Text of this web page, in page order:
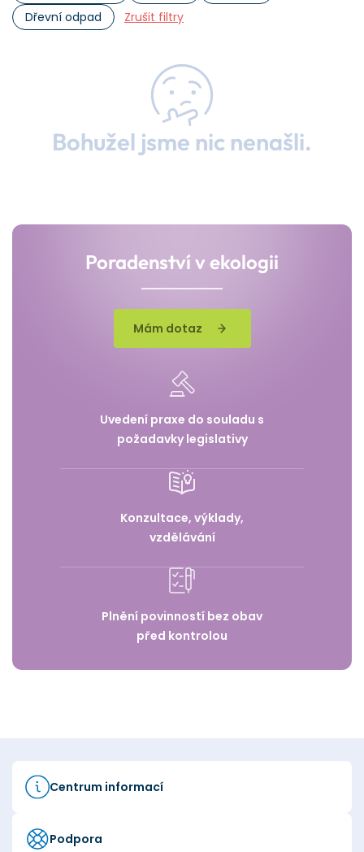
Dřevní odpad
Zrušit filtry
Bohužel jsme nic nenašli.
Poradenství v ekologii
Mám dotaz
Uvedení praxe do souladu s
požadavky legislativy
Konzultace, výklady,
vzdělávání
Plnění povinností bez obav
před kontrolou
Centrum informací
Podpora